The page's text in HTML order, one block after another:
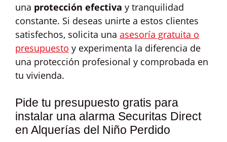
una protección efectiva y tranquilidad
constante. Si deseas unirte a estos clientes
satisfechos, solicita una asesoría gratuita o
presupuesto y experimenta la diferencia de
una protección profesional y comprobada en
tu vivienda.
Pide tu presupuesto gratis para
instalar una alarma Securitas Direct
en Alquerías del Niño Perdido